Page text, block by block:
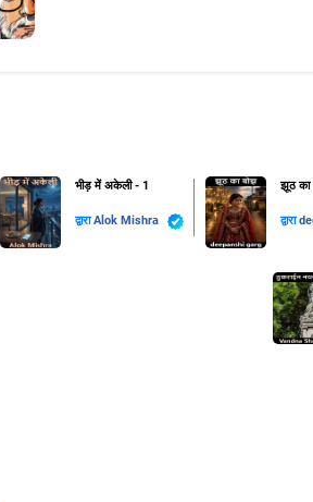
भीड़ में अकेली - 1
द्वाराAlok Mishra
झूठ का
द्वारा